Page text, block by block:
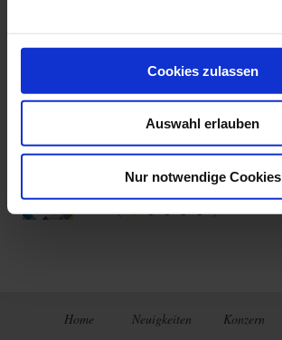
Cookies zulassen
Auswahl erlauben
Nur notwendige Cookies
Letzte Veröffentlichungen
Auswahl Umweltmessungen 2023
Home Neuigkeiten Konzern